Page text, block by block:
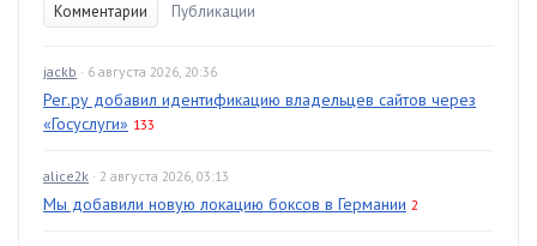
Комментарии Публикации
jackb · 6 августа 2026, 20:36
Рег.ру добавил идентификацию владельцев сайтов через
«Госуслуги» 133
alice2k · 2 августа 2026, 03:13
Мы добавили новую локацию боксов в Германии 2